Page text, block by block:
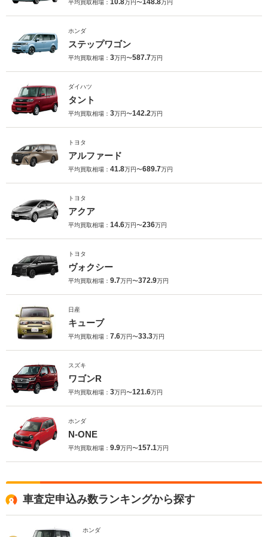
平均買取相場： 10.8万円〜148.8万円
ホンダ
ステップワゴン
平均買取相場： 3万円〜587.7万円
ダイハツ
タント
平均買取相場： 3万円〜142.2万円
トヨタ
アルファード
平均買取相場： 41.8万円〜689.7万円
トヨタ
アクア
平均買取相場： 14.6万円〜236万円
トヨタ
ヴォクシー
平均買取相場： 9.7万円〜372.9万円
日産
キューブ
平均買取相場： 7.6万円〜33.3万円
スズキ
ワゴンR
平均買取相場： 3万円〜121.6万円
ホンダ
N-ONE
平均買取相場： 9.9万円〜157.1万円
車査定申込み数ランキングから探す
ホンダ